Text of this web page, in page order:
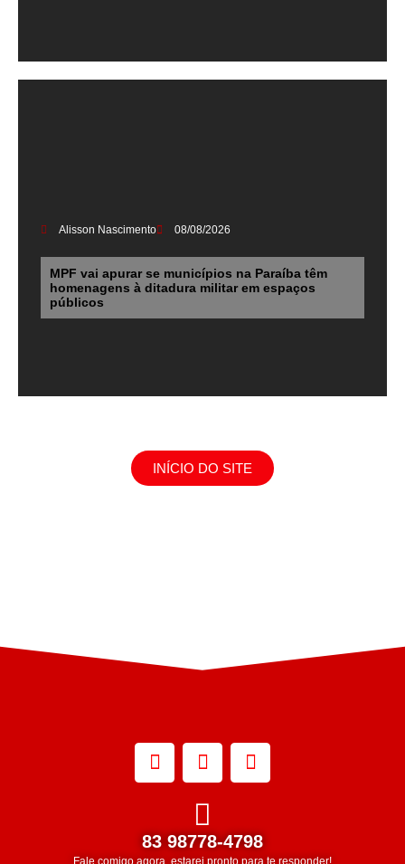
Alisson Nascimento 08/08/2026
MPF vai apurar se municípios na Paraíba têm
homenagens à ditadura militar em espaços
públicos
INÍCIO DO SITE
83 98778-4798
Fale comigo agora, estarei pronto para te responder!